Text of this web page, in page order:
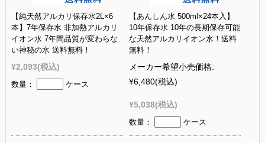
【純天然アルカリ保存水2L×6
本】7年保存水 非加熱アルカリ
イオン水 7年間品質が変わらな
い神秘の水 送料無料！
¥2,093(税込)
数量： ケース
【あんしん水 500ml×24本入】
10年保存水 10年の長期保存可能
な天然アルカリイオン水！送料
無料！
メーカー希望小売価格:
¥6,480(税込)
¥5,038(税込)
数量： ケース